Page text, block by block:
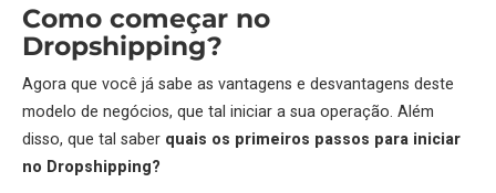
Como começar no
Dropshipping?
Agora que você já sabe as vantagens e desvantagens deste
modelo de negócios, que tal iniciar a sua operação. Além
disso, que tal saber quais os primeiros passos para iniciar
no Dropshipping?